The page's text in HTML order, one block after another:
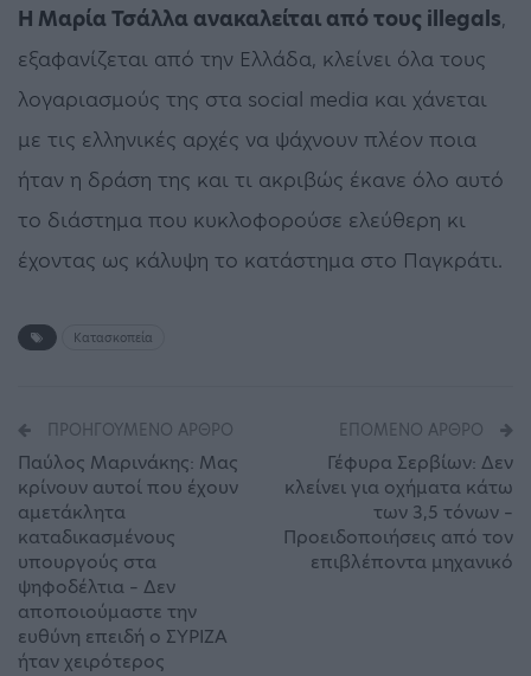
H Mαρία Τσάλλα ανακαλείται από τους illegals,
εξαφανίζεται από την Ελλάδα, κλείνει όλα τους
λογαριασμούς της στα social media και χάνεται
με τις ελληνικές αρχές να ψάχνουν πλέον ποια
ήταν η δράση της και τι ακριβώς έκανε όλο αυτό
το διάστημα που κυκλοφορούσε ελεύθερη κι
έχοντας ως κάλυψη το κατάστημα στο Παγκράτι.
Κατασκοπεία
ΠΡΟΗΓΟΎΜΕΝΟ ΆΡΘΡΟ
Παύλος Μαρινάκης: Μας
κρίνουν αυτοί που έχουν
αμετάκλητα
καταδικασμένους
υπουργούς στα
ψηφοδέλτια – Δεν
αποποιούμαστε την
ευθύνη επειδή ο ΣΥΡΙΖΑ
ήταν χειρότερος
ΕΠΌΜΕΝΟ ΆΡΘΡΟ
Γέφυρα Σερβίων: Δεν
κλείνει για οχήματα κάτω
των 3,5 τόνων –
Προειδοποιήσεις από τον
επιβλέποντα μηχανικό